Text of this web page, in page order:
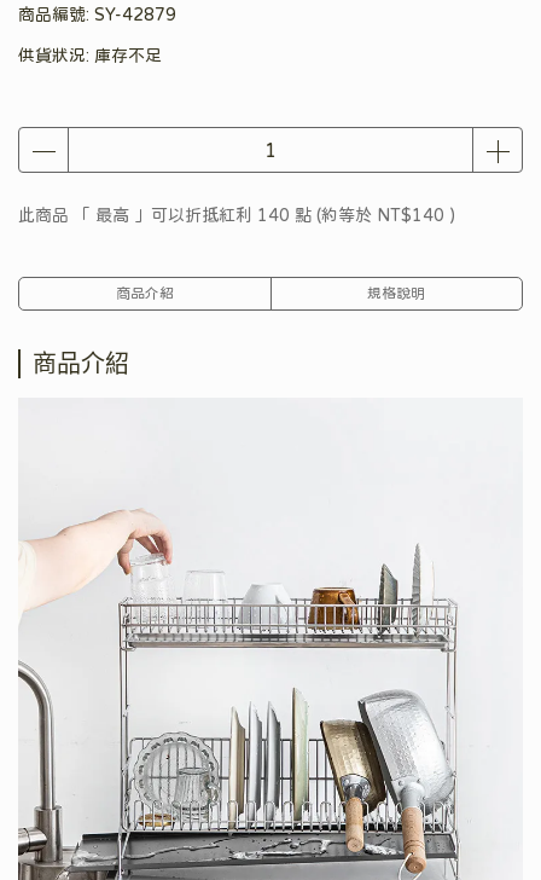
商品編號: SY-42879
供貨狀況: 庫存不足
此商品 「 最高 」可以折抵紅利 140 點 (約等於 NT$140 )
商品介紹 規格說明
商品介紹